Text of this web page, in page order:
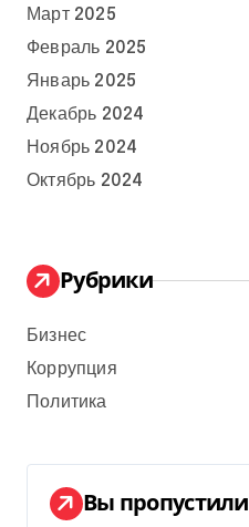
Март 2025
Февраль 2025
Январь 2025
Декабрь 2024
Ноябрь 2024
Октябрь 2024
Рубрики
Бизнес
Коррупция
Политика
Вы пропустили